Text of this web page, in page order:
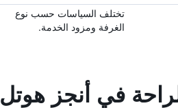
تختلف السياسات حسب نوع
الغرفة ومزود الخدمة.
في أنجز هوتل